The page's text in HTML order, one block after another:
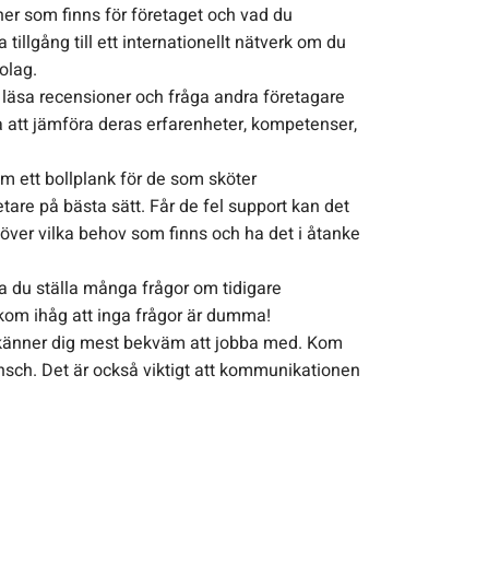
som finns för företaget och vad du
tillgång till ett internationellt nätverk om du
recensioner och fråga andra företagare
jämföra deras erfarenheter, kompetenser,
ett bollplank för de som sköter
på bästa sätt. Får de fel support kan det
vilka behov som finns och ha det i åtanke
du ställa många frågor om tidigare
ihåg att inga frågor är dumma!
dig mest bekväm att jobba med. Kom
Det är också viktigt att kommunikationen